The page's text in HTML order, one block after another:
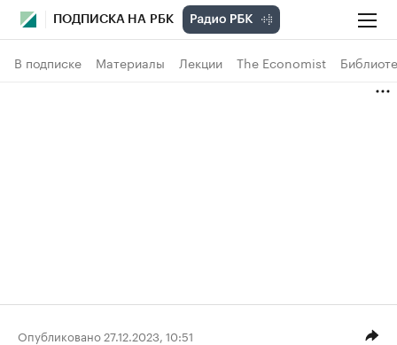
ПОДПИСКА НА РБК
В подписке Материалы Лекции The Economist
Опубликовано 27.12.2023, 10:51